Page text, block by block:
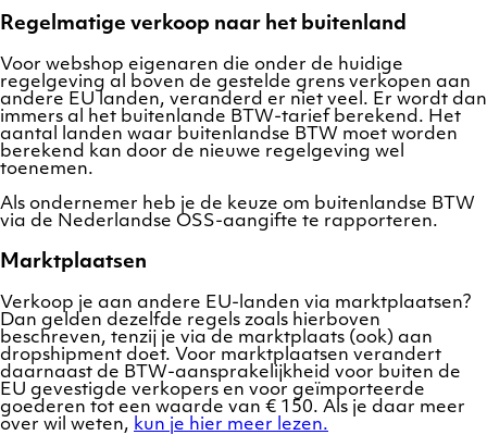
Regelmatige verkoop naar het buitenland
Voor webshop eigenaren die onder de huidige
regelgeving al boven de gestelde grens verkopen aan
andere EU landen, veranderd er niet veel. Er wordt dan
immers al het buitenlande BTW-tarief berekend. Het
aantal landen waar buitenlandse BTW moet worden
berekend kan door de nieuwe regelgeving wel
toenemen.
Als ondernemer heb je de keuze om buitenlandse BTW
via de Nederlandse OSS-aangifte te rapporteren.
Marktplaatsen
Verkoop je aan andere EU-landen via marktplaatsen?
Dan gelden dezelfde regels zoals hierboven
beschreven, tenzij je via de marktplaats (ook) aan
dropshipment doet. Voor marktplaatsen verandert
daarnaast de BTW-aansprakelijkheid voor buiten de
EU gevestigde verkopers en voor geïmporteerde
goederen tot een waarde van € 150. Als je daar meer
over wil weten, kun je hier meer lezen.